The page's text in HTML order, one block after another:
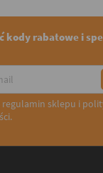
kody rabatowe i
regulamin sklepu i
.